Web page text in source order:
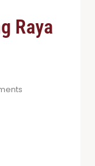
Raya